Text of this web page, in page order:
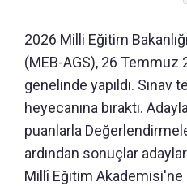
2026 Milli Eğitim
(MEB-AGS), 26 Temmuz
genelinde yapıldı. Sınav
heyecanına bıraktı.
puanlarla
ardından sonuçlar
Millî Eğitim Akademisi'ne